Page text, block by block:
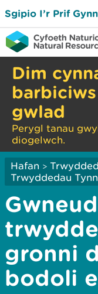
Sgipio I’r Prif
Dim
gwlad
Perygl tanau
diogelwch.
Hafan >
Trwyddedau
gronni
bodoli